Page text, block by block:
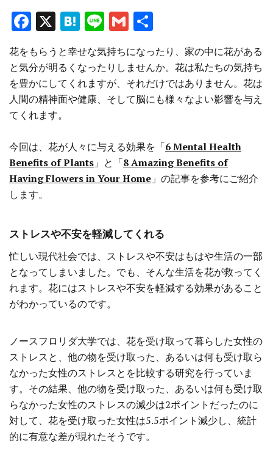
F
a
ce
b
o
o
k
X H
at
e
n
a
Li
n
e
G
m
ai
l
有
花をもらうと幸せな気持ちになったり、家の中に花がある
と気分が明るくなったりしませんか。花は私たちの気持ち
を豊かにしてくれますが、それだけではありません。花は
人間の精神面や健康、そして脳にも様々なよい影響を与え
てくれます。
今回は、花が人々に与える効果を「6 Mental Health
Benefits of Plants 」と「8 Amazing Benefits of
Having Flowers in Your Home 」の記事を参考にご紹介
します。
ストレスや不安を軽減してくれる
忙しい現代社会では、ストレスや不安はもはや生活の一部
となってしまいました。でも、そんな生活を花が救ってく
れます。花にはストレスや不安を軽減する効果があること
がわかっているのです。
ノースフロリダ大学では、花を受け取って暮らした女性の
ストレスと、他の物を受け取った、あるいは何も受け取ら
なかった女性のストレスとを比較する研究を行っていま
す。その結果、他の物を受け取った、あるいは何も受け取
らなかった女性のストレスの減少は2ポイントだったのに
対して、花を受け取った女性は5.5ポイント減少し、統計
的に有意な差が現れたそうです。